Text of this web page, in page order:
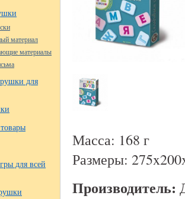
материал
материалы
для
для всей
Масса: 168 г
Размеры:
Производитель: